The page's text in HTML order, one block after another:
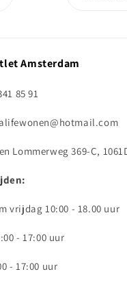
Amsterdam
85 91
Lommerweg 369-C,
vrijdag 10:00 - 18.00 uur
- 17:00 uur
- 17:00 uur